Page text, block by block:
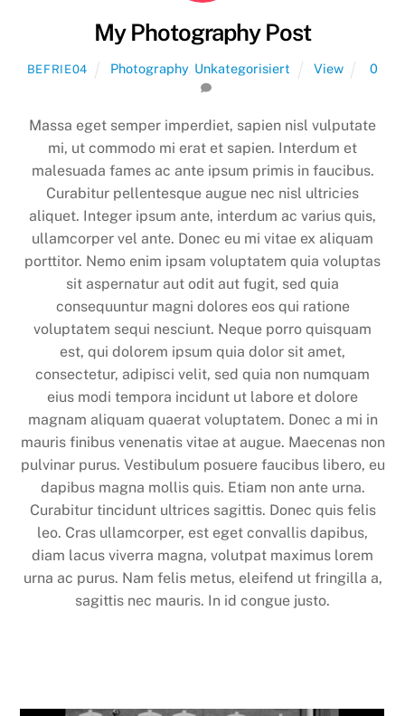
My Photography Post
BEFRIE04 Photography, Unkategorisiert View 0
Massa eget semper imperdiet, sapien nisl vulputate
mi, ut commodo mi erat et sapien. Interdum et
malesuada fames ac ante ipsum primis in faucibus.
Curabitur pellentesque augue nec nisl ultricies
aliquet. Integer ipsum ante, interdum ac varius quis,
ullamcorper vel ante. Donec eu mi vitae ex aliquam
porttitor. Nemo enim ipsam voluptatem quia voluptas
sit aspernatur aut odit aut fugit, sed quia
consequuntur magni dolores eos qui ratione
voluptatem sequi nesciunt. Neque porro quisquam
est, qui dolorem ipsum quia dolor sit amet,
consectetur, adipisci velit, sed quia non numquam
eius modi tempora incidunt ut labore et dolore
magnam aliquam quaerat voluptatem. Donec a mi in
mauris finibus venenatis vitae at augue. Maecenas non
pulvinar purus. Vestibulum posuere faucibus libero, eu
dapibus magna mollis quis. Etiam non ante urna.
Curabitur tincidunt ultrices sagittis. Donec quis felis
leo. Cras ullamcorper, est eget convallis dapibus,
diam lacus viverra magna, volutpat maximus lorem
urna ac purus. Nam felis metus, eleifend ut fringilla a,
sagittis nec mauris. In id congue justo.